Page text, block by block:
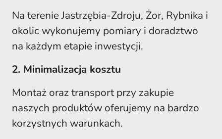
Na terenie Jastrzębia-Zdroju, Żor, Rybnika i
okolic wykonujemy pomiary i doradztwo
na każdym etapie inwestycji.
2. Minimalizacja kosztu
Montaż oraz transport przy zakupie
naszych produktów oferujemy na bardzo
korzystnych warunkach.